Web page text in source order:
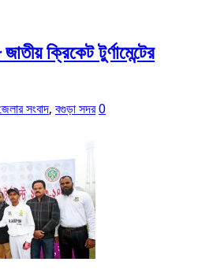
ক্রিকেট টুর্ণামেন্টের
সংবাদ, বগুড়া সদর 0